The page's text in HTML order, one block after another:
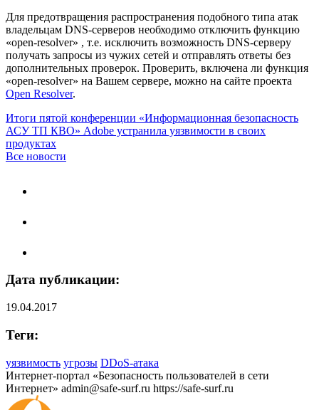
Для предотвращения распространения подобного типа атак
владельцам DNS-серверов необходимо отключить функцию
«open-resolver» , т.е. исключить возможность DNS-серверу
получать запросы из чужих сетей и отправлять ответы без
дополнительных проверок. Проверить, включена ли функция
«open-resolver» на Вашем сервере, можно на сайте проекта
Open Resolver.
Итоги пятой конференции «Информационная безопасность
АСУ ТП КВО» Adobe устранила уязвимости в своих
продуктах
Все новости
Дата публикации:
19.04.2017
Теги:
уязвимость угрозы DDoS-атака
Интернет-портал «Безопасность пользователей в сети
Интернет» admin@safe-surf.ru https://safe-surf.ru